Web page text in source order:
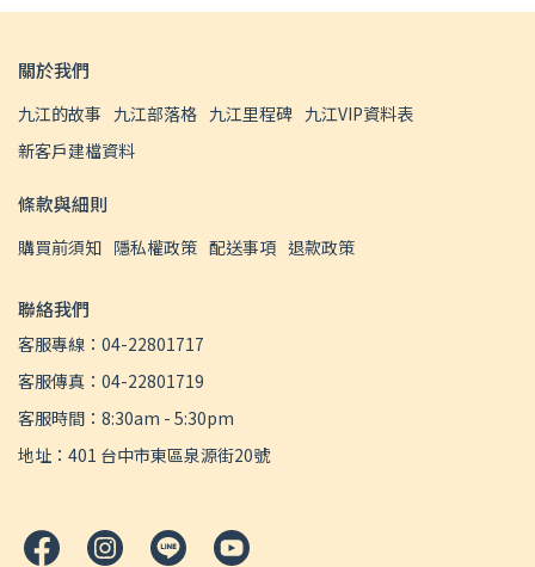
關於我們
九江的故事 九江部落格 九江里程碑 九江VIP資料表
新客戶建檔資料
條款與細則
購買前須知 隱私權政策 配送事項 退款政策
聯絡我們
客服專線：04-22801717
客服傳真：04-22801719
客服時間：8:30am - 5:30pm
地址：401 台中市東區泉源街20號